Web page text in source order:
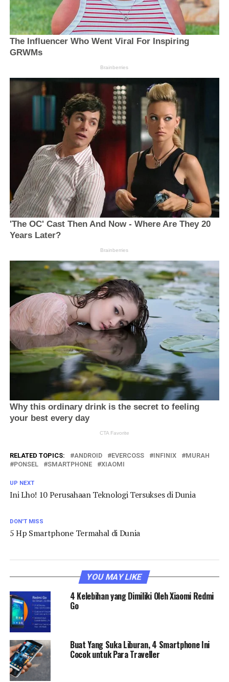
RELATED TOPICS: ANDROID EVERCOSS INFINIX
MURAH
PONSEL
SMARTPHONE XIAOMI
UP NEXT
Ini Lho! 10 Perusahaan Teknologi Tersukses di Dunia
DON'T MISS
5 Hp Smartphone Termahal di Dunia
YOU MAY LIKE
4 Kelebihan yang Dimiliki Oleh Xiaomi Redmi
Go
Buat Yang Suka Liburan, 4 Smartphone Ini
Cocok untuk Para Traveller